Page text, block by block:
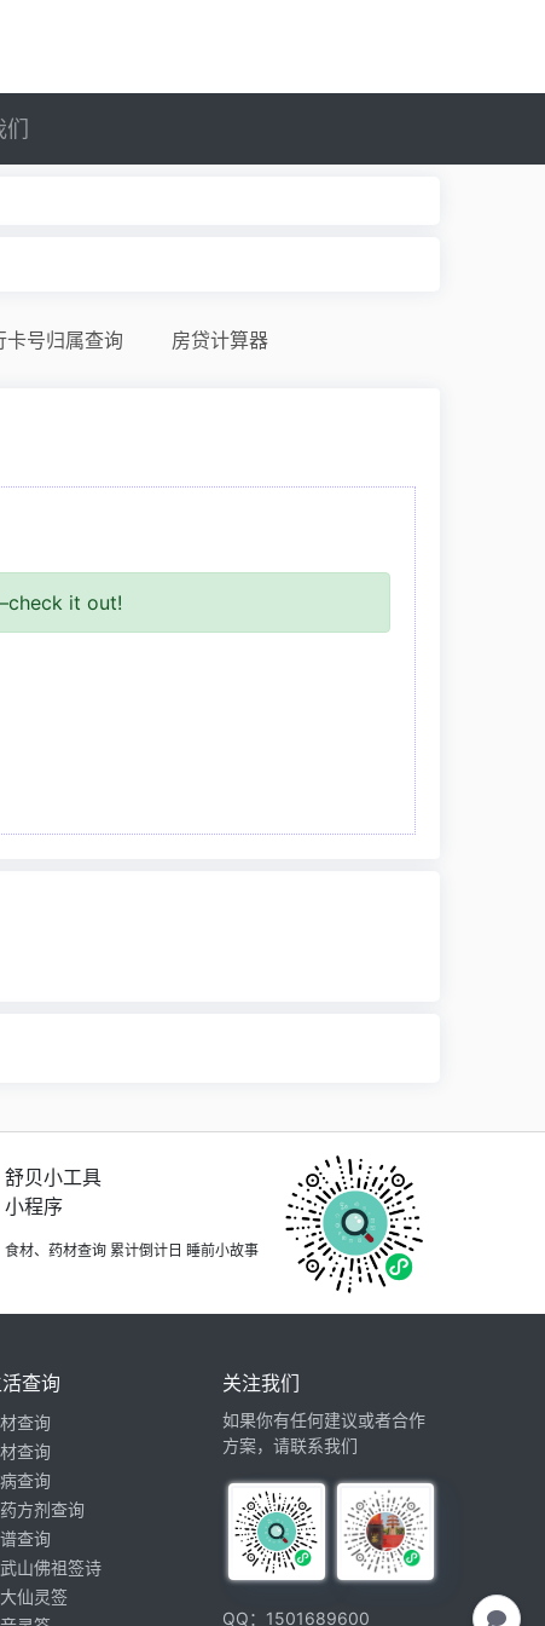
卡号归属查询 房贷计算器
it out!
舒贝小工具
小程序
食材、药材查询 累计倒计日 睡前小故事
查询
查询
查询
查询
方剂查询
查询
山佛祖签诗
仙灵签
关注我们
如果你有任何建议或者合作
方案，请联系我们
QQ：1501689600